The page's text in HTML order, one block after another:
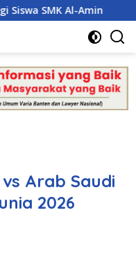
Al-Amin
Arab Saudi
2026